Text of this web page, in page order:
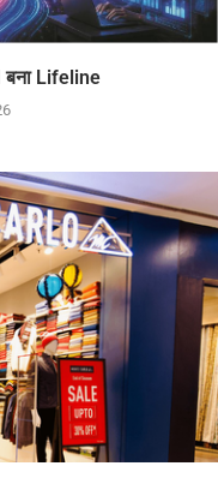
बना Lifeline